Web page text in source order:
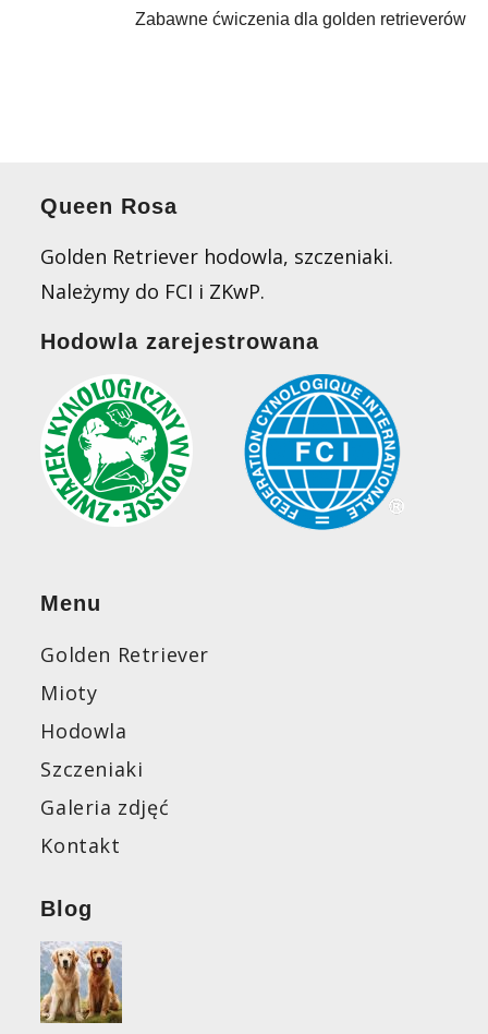
Zabawne ćwiczenia dla golden retrieverów
Queen Rosa
Golden Retriever hodowla, szczeniaki.
Należymy do FCI i ZKwP.
Hodowla zarejestrowana
Menu
Golden Retriever
Mioty
Hodowla
Szczeniaki
Galeria zdjęć
Kontakt
Blog